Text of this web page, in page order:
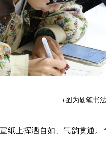
（图为硬笔书
纸上挥洒自如、气韵贯通